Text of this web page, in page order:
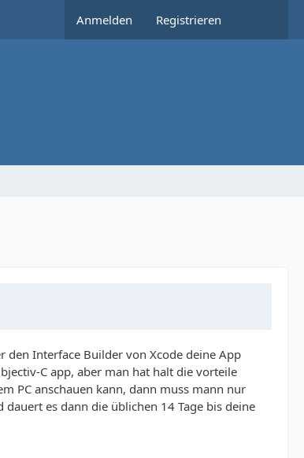
Anmelden Registrieren
Interface Builder von Xcode deine App
C app, aber man hat halt die vorteile
PC anschauen kann, dann muss mann nur
es dann die üblichen 14 Tage bis deine